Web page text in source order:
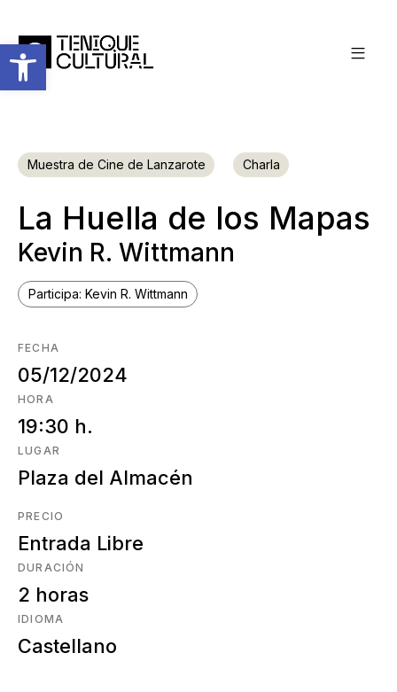
Abrir barra de herramientas
Muestra de Cine de Lanzarote Charla
La Huella de los Mapas
Kevin R. Wittmann
Participa: Kevin R. Wittmann
FECHA
05/12/2024
HORA
19:30 h.
LUGAR
Plaza del Almacén
PRECIO
Entrada Libre
DURACIÓN
2 horas
IDIOMA
Castellano